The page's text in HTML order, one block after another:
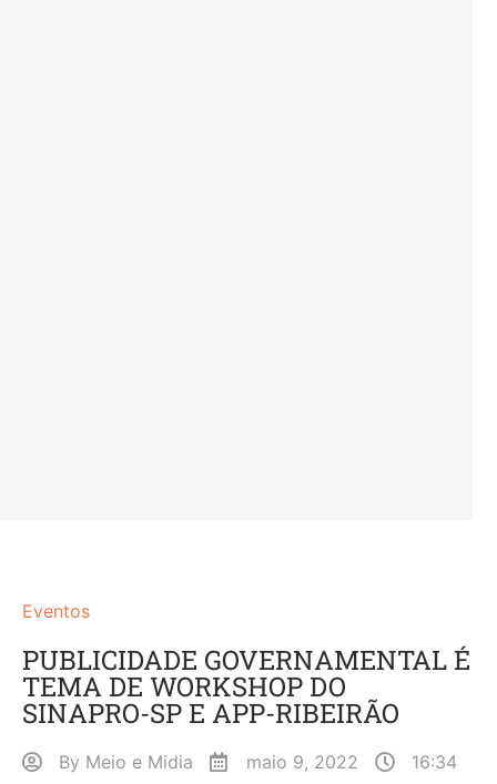
Eventos
PUBLICIDADE GOVERNAMENTAL É
TEMA DE WORKSHOP DO
SINAPRO-SP E APP-RIBEIRÃO
By Meio e Midia maio 9, 2022 16:34